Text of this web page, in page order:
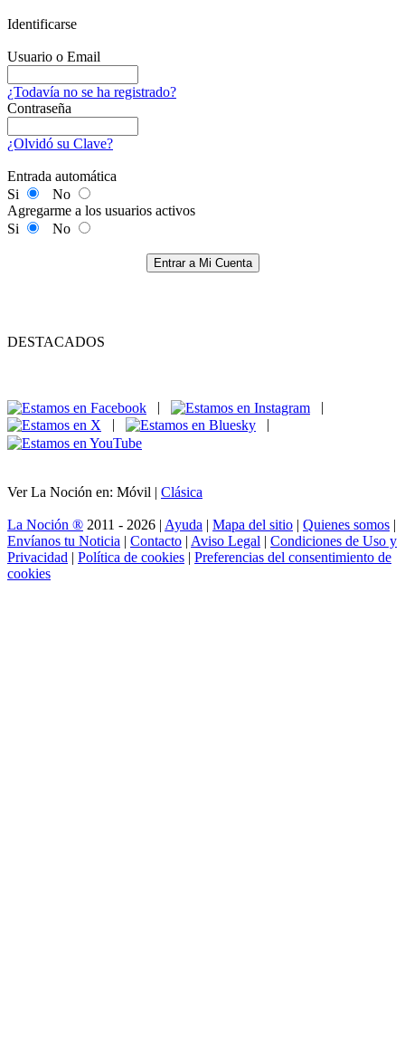
Identificarse
Usuario o Email
¿Todavía no se ha registrado?
Contraseña
¿Olvidó su Clave?
Entrada automática
Si
No
Agregarme a los usuarios activos
Si
No
Entrar a Mi Cuenta
DESTACADOS
|
|
|
|
Ver La Noción en: Móvil | Clásica
La Noción ® 2011 - 2026 | Ayuda | Mapa del sitio | Quienes somos |
Envíanos tu Noticia | Contacto | Aviso Legal | Condiciones de Uso y
Privacidad | Política de cookies | Preferencias del consentimiento de
cookies